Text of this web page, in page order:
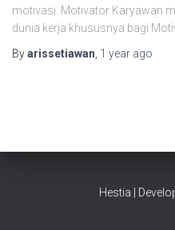
motivasi. Motivator Karyawan
dunia kerja khususnya bagi
Byarissetiawan 1 year ago
Hestia |